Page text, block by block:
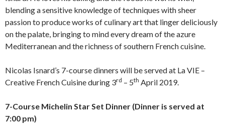
blending a sensitive knowledge of techniques with sheer
passion to produce works of culinary art that linger deliciously
on the palate, bringing to mind every dream of the azure
Mediterranean and the richness of southern French cuisine.
Nicolas Isnard’s 7-course dinners will be served at La VIE –
Creative French Cuisine during 3rd – 5th April 2019.
7-Course Michelin Star Set Dinner (Dinner is served at
7:00 pm)